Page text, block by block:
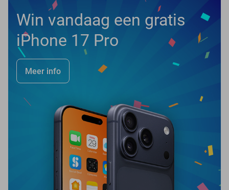
Win vandaag een gratis
iPhone 17 Pro
Meer info